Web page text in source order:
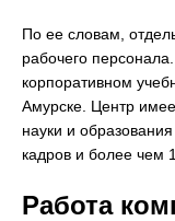
По ее словам,
рабочего
корпоративном
Амурске. Центр
науки и
кадров и более чем
Работа